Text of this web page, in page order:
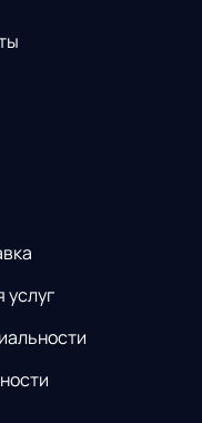
услуг